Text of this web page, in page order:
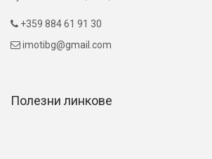
 +359 884 61 91 30
 imotibg@gmail.com
Полезни линкове